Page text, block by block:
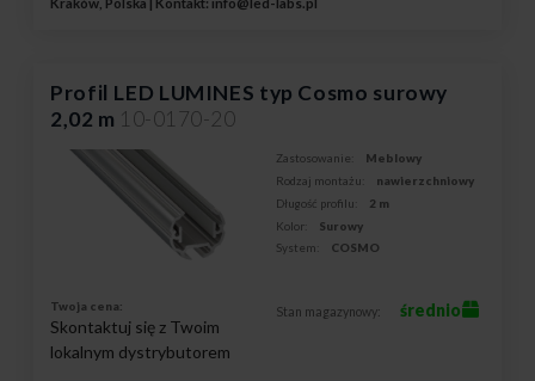
Profil LED LUMINES typ Cosmo surowy
2,02 m 10-0170-20
Zastosowanie:
Meblowy
Rodzaj montażu:
nawierzchniowy
Długość profilu:
2 m
Kolor:
Surowy
System:
COSMO
Twoja cena:
Skontaktuj się z Twoim
lokalnym dystrybutorem
Stan magazynowy: średnio